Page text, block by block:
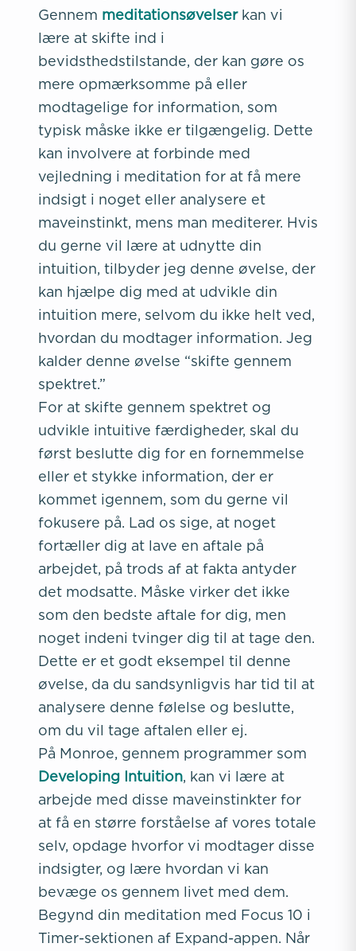
Gennem meditationsøvelserkan vi
lære at skifte ind i
bevidsthedstilstande, der kan gøre os
mere opmærksomme på eller
modtagelige for information, som
typisk måske ikke er tilgængelig. Dette
kan involvere at forbinde med
vejledning i meditation for at få mere
indsigt i noget eller analysere et
maveinstinkt, mens man mediterer. Hvis
du gerne vil lære at udnytte din
intuition, tilbyder jeg denne øvelse, der
kan hjælpe dig med at udvikle din
intuition mere, selvom du ikke helt ved,
hvordan du modtager information. Jeg
kalder denne øvelse “skifte gennem
spektret.”
For at skifte gennem spektret og
udvikle intuitive færdigheder, skal du
først beslutte dig for en fornemmelse
eller et stykke information, der er
kommet igennem, som du gerne vil
fokusere på. Lad os sige, at noget
fortæller dig at lave en aftale på
arbejdet, på trods af at fakta antyder
det modsatte. Måske virker det ikke
som den bedste aftale for dig, men
noget indeni tvinger dig til at tage den.
Dette er et godt eksempel til denne
øvelse, da du sandsynligvis har tid til at
analysere denne følelse og beslutte,
om du vil tage aftalen eller ej.
På Monroe, gennem programmer som
Developing Intuition, kan vi lære at
arbejde med disse maveinstinkter for
at få en større forståelse af vores totale
selv, opdage hvorfor vi modtager disse
indsigter, og lære hvordan vi kan
bevæge os gennem livet med dem.
Begynd din meditation med Focus 10 i
Timer-sektionen af Expand-appen. Når